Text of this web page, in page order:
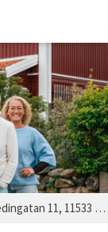
BRF Reveljen 1&11 Kallskärsgatan och Hedingatan 11, 11533 Stockholm